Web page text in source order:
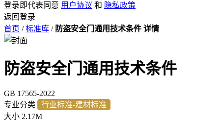
登录即代表同意 用户协议 和 隐私政策
返回登录
首页 / 标准库 / 防盗安全门通用技术条件 详情
防盗安全门通用技术条件
GB 17565-2022
专业分类
行业标准-建材标准
大小 2.17M